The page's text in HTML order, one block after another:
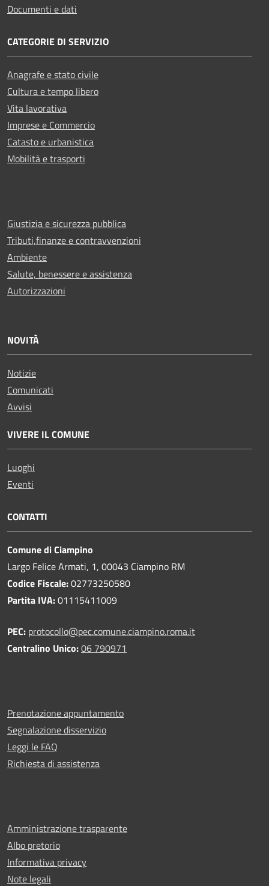
Documenti e dati
CATEGORIE DI SERVIZIO
Anagrafe e stato civile
Cultura e tempo libero
Vita lavorativa
Imprese e Commercio
Catasto e urbanistica
Mobilità e trasporti
Giustizia e sicurezza pubblica
Tributi,finanze e contravvenzioni
Ambiente
Salute, benessere e assistenza
Autorizzazioni
NOVITÀ
Notizie
Comunicati
Avvisi
VIVERE IL COMUNE
Luoghi
Eventi
CONTATTI
Comune di Ciampino
Largo Felice Armati, 1, 00043 Ciampino RM
Codice Fiscale:02773250580
Partita IVA:01115411009
PEC: protocollo@pec.comune.ciampino.roma.it
Centralino Unico:06 790971
Prenotazione appuntamento
Segnalazione disservizio
Leggi le FAQ
Richiesta di assistenza
Amministrazione trasparente
Albo pretorio
Informativa privacy
Note legali